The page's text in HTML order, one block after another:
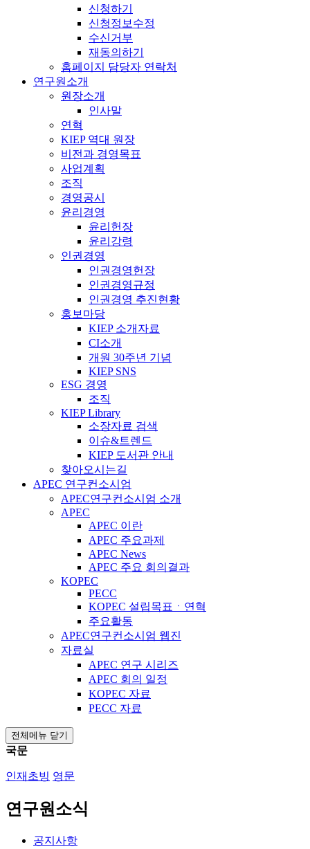
신청하기
신청정보수정
수신거부
재동의하기
홈페이지 담당자 연락처
연구원소개
원장소개
인사말
연혁
KIEP 역대 원장
비전과 경영목표
사업계획
조직
경영공시
윤리경영
윤리헌장
윤리강령
인권경영
인권경영헌장
인권경영규정
인권경영 추진현황
홍보마당
KIEP 소개자료
CI소개
개원 30주년 기념
KIEP SNS
ESG 경영
조직
KIEP Library
소장자료 검색
이슈&트렌드
KIEP 도서관 안내
찾아오시는길
APEC 연구컨소시엄
APEC연구컨소시엄 소개
APEC
APEC 이란
APEC 주요과제
APEC News
APEC 주요 회의결과
KOPEC
PECC
KOPEC 설립목표ㆍ연혁
주요활동
APEC연구컨소시엄 웹진
자료실
APEC 연구 시리즈
APEC 회의 일정
KOPEC 자료
PECC 자료
전체메뉴 닫기
국문
인재초빙 영문
연구원소식
공지사항